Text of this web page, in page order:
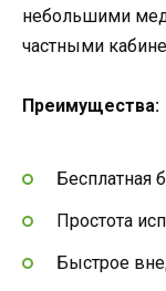
небольшими
частными
Преимущества:
Бесплатная
Простота
Быстрое